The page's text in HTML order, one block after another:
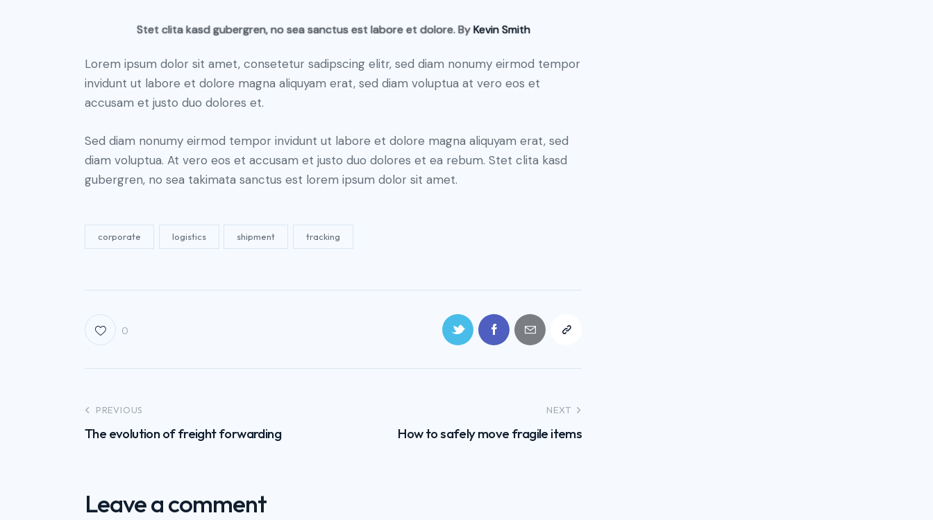
Stet clita kasd gubergren, no sea sanctus est labore et dolore. ByKevin Smith
Lorem ipsum dolor sit amet, consetetur sadipscing elitr, sed diam nonumy eirmod tempor
invidunt ut labore et dolore magna aliquyam erat, sed diam voluptua at vero eos et
accusam et justo duo dolores et.
Sed diam nonumy eirmod tempor invidunt ut labore et dolore magna aliquyam erat, sed
diam voluptua. At vero eos et accusam et justo duo dolores et ea rebum. Stet clita kasd
gubergren, no sea takimata sanctus est lorem ipsum dolor sit amet.
corporate logistics shipment tracking
0
PREVIOUS
The evolution of freight forwarding
NEXT
How to safely move fragile items
Leave a comment